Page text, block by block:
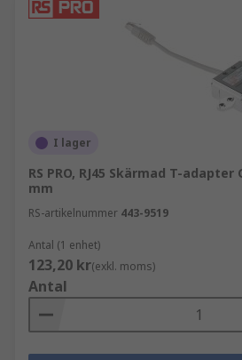
I lager
RS PRO, RJ45 Skärmad T-
mm
RS-artikelnummer 443-9519
Antal (1 enhet)
123,20 kr(exkl. moms)
Antal